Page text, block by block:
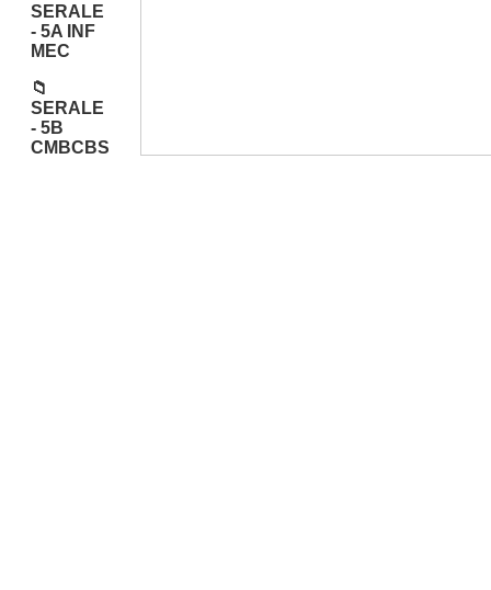
SERALE
- 5A INF
MEC
SERALE
- 5B
CMBCBS